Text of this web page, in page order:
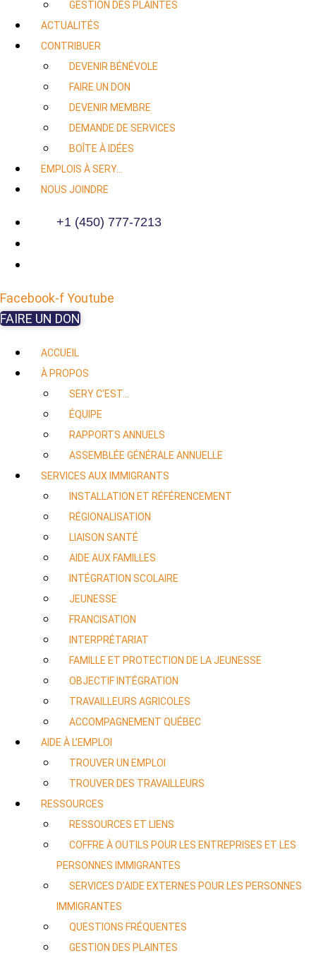
GESTION DES PLAINTES
ACTUALITÉS
CONTRIBUER
DEVENIR BÉNÉVOLE
FAIRE UN DON
DEVENIR MEMBRE
DEMANDE DE SERVICES
BOÎTE À IDÉES
EMPLOIS À SERY…
NOUS JOINDRE
+1 (450) 777-7213
Facebook-fYoutube
FAIRE UN DON
ACCUEIL
À PROPOS
SERY C’EST…
ÉQUIPE
RAPPORTS ANNUELS
ASSEMBLÉE GÉNÉRALE ANNUELLE
SERVICES AUX IMMIGRANTS
INSTALLATION ET RÉFÉRENCEMENT
RÉGIONALISATION
LIAISON SANTÉ
AIDE AUX FAMILLES
INTÉGRATION SCOLAIRE
JEUNESSE
FRANCISATION
INTERPRÉTARIAT
FAMILLE ET PROTECTION DE LA JEUNESSE
OBJECTIF INTÉGRATION
TRAVAILLEURS AGRICOLES
ACCOMPAGNEMENT QUÉBEC
AIDE À L’EMPLOI
TROUVER UN EMPLOI
TROUVER DES TRAVAILLEURS
RESSOURCES
RESSOURCES ET LIENS
COFFRE À OUTILS POUR LES ENTREPRISES ET LES
PERSONNES IMMIGRANTES
SERVICES D’AIDE EXTERNES POUR LES PERSONNES
IMMIGRANTES
QUESTIONS FRÉQUENTES
GESTION DES PLAINTES